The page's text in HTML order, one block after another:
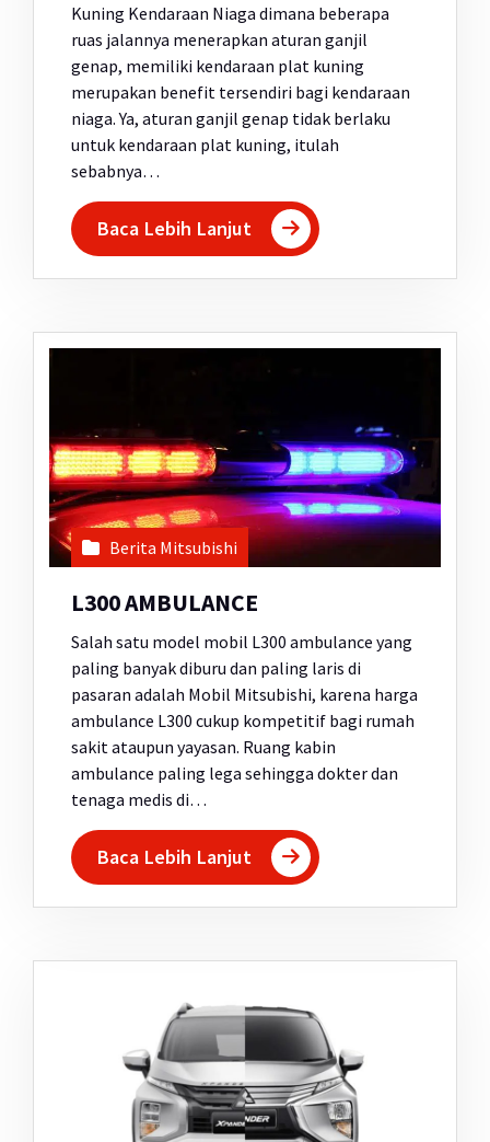
Kuning Kendaraan Niaga dimana beberapa
ruas jalannya menerapkan aturan ganjil
genap, memiliki kendaraan plat kuning
merupakan benefit tersendiri bagi kendaraan
niaga. Ya, aturan ganjil genap tidak berlaku
untuk kendaraan plat kuning, itulah
sebabnya…
Baca Lebih Lanjut
Berita Mitsubishi
L300 AMBULANCE
Salah satu model mobil L300 ambulance yang
paling banyak diburu dan paling laris di
pasaran adalah Mobil Mitsubishi, karena harga
ambulance L300 cukup kompetitif bagi rumah
sakit ataupun yayasan. Ruang kabin
ambulance paling lega sehingga dokter dan
tenaga medis di…
Baca Lebih Lanjut